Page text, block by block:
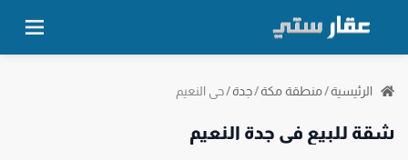
الرئيسية/منطقة مكة/جدة/حي النعيم
شقة للبيع في جدة النعيم